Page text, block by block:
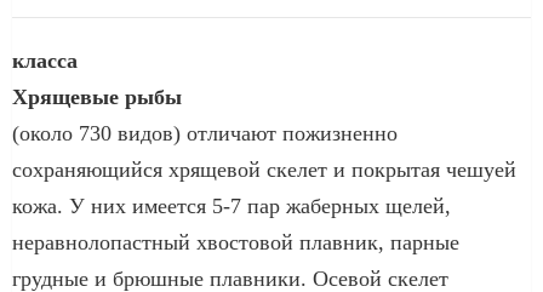
класса
Хрящевые рыбы
(около 730 видов) отличают пожизненно
сохраняющийся хрящевой скелет и покрытая чешуей
кожа. У них имеется 5-7 пар жаберных щелей,
неравнолопастный хвостовой плавник, парные
грудные и брюшные плавники. Осевой скелет